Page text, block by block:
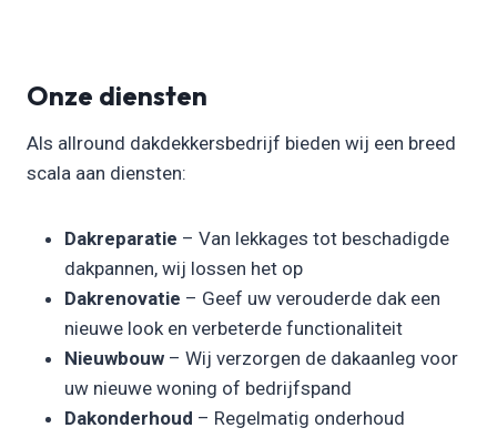
Onze diensten
Als allround dakdekkersbedrijf bieden wij een breed
scala aan diensten:
Dakreparatie – Van lekkages tot beschadigde
dakpannen, wij lossen het op
Dakrenovatie – Geef uw verouderde dak een
nieuwe look en verbeterde functionaliteit
Nieuwbouw – Wij verzorgen de dakaanleg voor
uw nieuwe woning of bedrijfspand
Dakonderhoud – Regelmatig onderhoud